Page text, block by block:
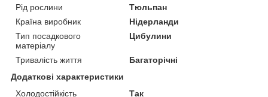
Рід рослини
Тюльпан
Країна виробник
Нідерланди
Тип посадкового
матеріалу
Цибулини
Тривалість життя
Багаторічні
Додаткові характеристики
Холодостійкість
Так